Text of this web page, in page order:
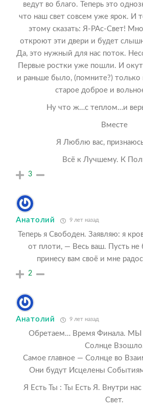
ведут во благо. Теперь это
что наш свет совсем уже ярок. И
этому сказать: Я-РАс-Свет!
откроют эти двери и будет
Да, это нужный для нас поток.
Первые ростки уже пошли. И
и раньше было, (помните?)
старое доброе и
Ну что ж…с теплом…и
Вместе
Я Люблю вас,
Всё к Лучшему. К
3
Анатолий 9 лет назад
Теперь я Свободен. Заявляю: я
от плоти, — Весь ваш. Пусть не
принесу вам своё и мне
2
Анатолий 9 лет назад
Обретаем… Время Финала. МЫ
Солнце
Самое главное — Солнце во
Они будут Исцелены
Я Есть Ты : Ты Есть Я. Внутри
Свет.